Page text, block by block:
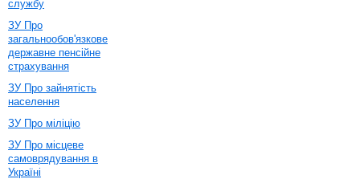
службу
ЗУ Про
загальнообов'язкове
державне пенсійне
страхування
ЗУ Про зайнятість
населення
ЗУ Про міліцію
ЗУ Про місцеве
самоврядування в
Україні